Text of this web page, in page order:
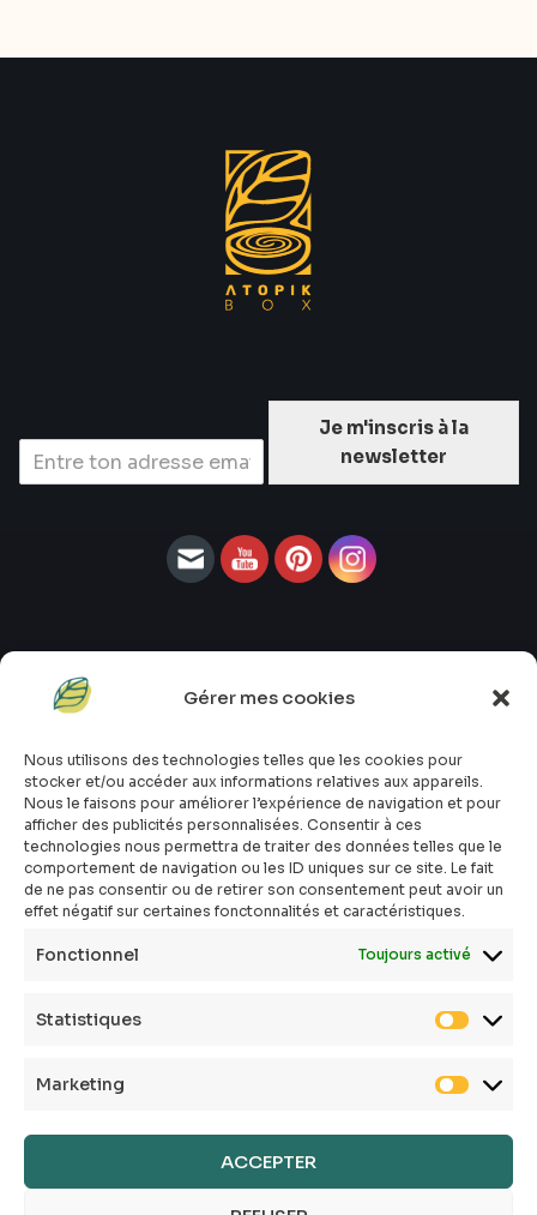
Gérer mes cookies
Nous utilisons des technologies telles que les cookies pour
stocker et/ou accéder aux informations relatives aux appareils.
Nous le faisons pour améliorer l’expérience de navigation et pour
afficher des publicités personnalisées. Consentir à ces
technologies nous permettra de traiter des données telles que le
comportement de navigation ou les ID uniques sur ce site. Le fait
de ne pas consentir ou de retirer son consentement peut avoir un
effet négatif sur certaines fonctonnalités et caractéristiques.
Fonctionnel Toujours activé
Statistiques
Marketing
ACCEPTER
Je m'inscris à la
newsletter
#atopik_fr
#atopik_tests
#atopik_community
Qui sommes-nous ?
Mon compte
Contact
E-shop
Toutes les box
Politique de cookies